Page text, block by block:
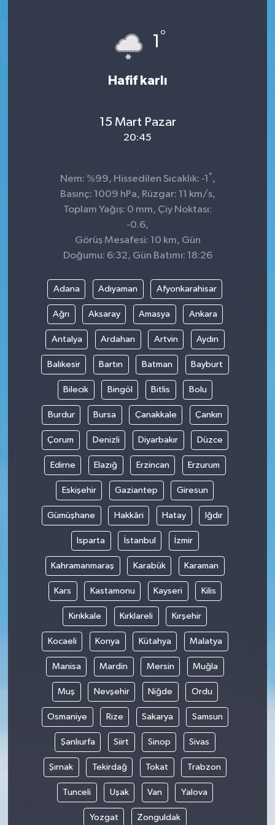
1°
Hafif karlı
15 Mart Pazar
20:45
Nem: %99, Hissedilen Sıcaklık: -1 ° ,
Basınç: 1009 hPa, Rüzgar: 11 km/s,
Toplam Yağış: 0 mm, Çiy Noktası:
-0.6,
Görüş Mesafesi: 10 km, Gün
Doğumu: 6:32, Gün Batımı: 18:26
Adana Adıyaman Afyonkarahisar
Ağrı Aksaray Amasya Ankara
Antalya Ardahan Artvin Aydın
Balıkesir Bartın Batman Bayburt
Bilecik Bingöl Bitlis Bolu
Burdur Bursa Çanakkale Çankırı
Çorum Denizli Diyarbakır Düzce
Edirne Elazığ Erzincan Erzurum
Eskişehir Gaziantep Giresun
Gümüşhane Hakkâri Hatay Iğdır
Isparta İstanbul İzmir
Kahramanmaraş Karabük Karaman
Kars Kastamonu Kayseri Kilis
Kırıkkale Kırklareli Kırşehir
Kocaeli Konya Kütahya Malatya
Manisa Mardin Mersin Muğla
Muş Nevşehir Niğde Ordu
Osmaniye Rize Sakarya Samsun
Şanlıurfa Siirt Sinop Sivas
Şırnak Tekirdağ Tokat Trabzon
Tunceli Uşak Van Yalova
Yozgat Zonguldak
SİVİL TOPLUM
SOSYAL YAŞAM
ULUSAL HABERLER